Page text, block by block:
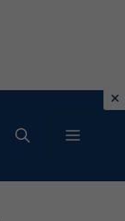
MENU